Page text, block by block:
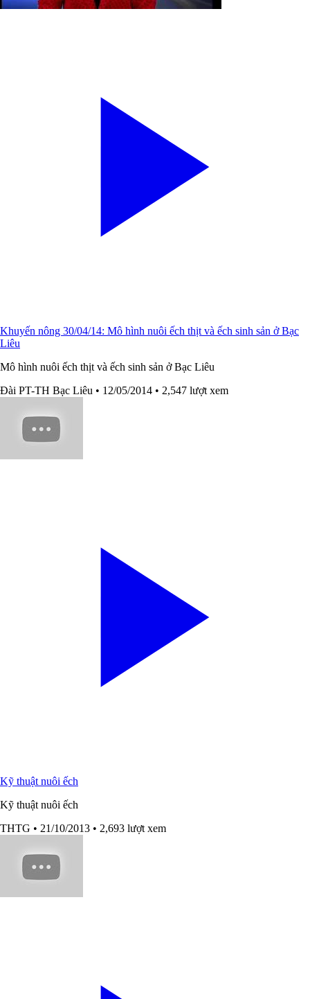
Khuyến nông 30/04/14: Mô hình nuôi ếch thịt và ếch sinh sản ở Bạc
Liêu
Mô hình nuôi ếch thịt và ếch sinh sản ở Bạc Liêu
Đài PT-TH Bạc Liêu • 12/05/2014 • 2,547 lượt xem
Kỹ thuật nuôi ếch
Kỹ thuật nuôi ếch
THTG • 21/10/2013 • 2,693 lượt xem